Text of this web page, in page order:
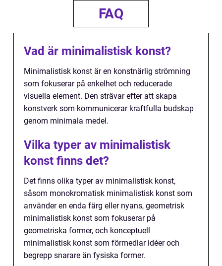
FAQ
Vad är minimalistisk konst?
Minimalistisk konst är en konstnärlig strömning
som fokuserar på enkelhet och reducerade
visuella element. Den strävar efter att skapa
konstverk som kommunicerar kraftfulla budskap
genom minimala medel.
Vilka typer av minimalistisk
konst finns det?
Det finns olika typer av minimalistisk konst,
såsom monokromatisk minimalistisk konst som
använder en enda färg eller nyans, geometrisk
minimalistisk konst som fokuserar på
geometriska former, och konceptuell
minimalistisk konst som förmedlar idéer och
begrepp snarare än fysiska former.